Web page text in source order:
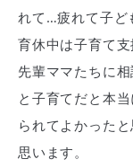
れて…疲れて子ど
育休中は子育て
先輩ママたちに
と子育てだと本
られてよかった
思います。